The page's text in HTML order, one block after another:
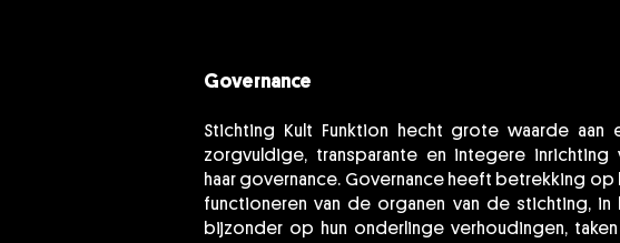
Governance
Stichting Kult Funktion hecht grote waarde aan
zorgvuldige, transparante en integere inrichting
haar governance. Governance heeft betrekking op
functioneren van de organen van de stichting, in
bijzonder op hun onderlinge verhoudingen,